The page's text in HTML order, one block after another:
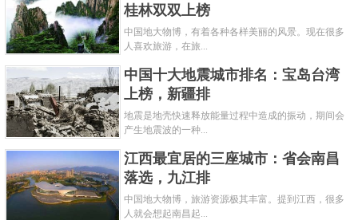
桂林双双上榜
中国地大物博，有着各种各样美丽的风景。现在很多
人喜欢旅游，在旅...
中国十大地震城市排名：宝岛台湾
上榜，新疆排
地震是地壳快速释放能量过程中造成的振动，期间会
产生地震波的一种...
江西最宜居的三座城市：省会南昌
落选，九江排
中国地大物博，旅游资源极其丰富。提到江西，很多
人就会想起南昌起...